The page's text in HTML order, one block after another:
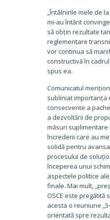
„Întâlnirile mele de
mi-au întărit
să obțin rezultate
reglementare
vor continua să
constructivă în
spus ea.
Comunicatul
subliniat importanța
consecvente a
a dezvoltării de
măsuri
încrederii care au
solidă pentru
procesului de
începerea unui
aspectele politice
finale. Mai mult,
OSCE este pregătită
acesta o reuniune
orientată spre